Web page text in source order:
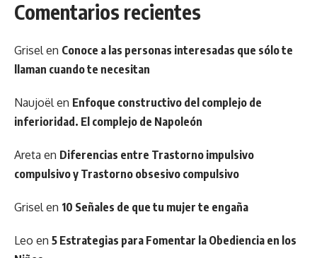
Comentarios recientes
Griselen Conoce a las personas interesadas que sólo te
llaman cuando te necesitan
Naujoëlen Enfoque constructivo del complejo de
inferioridad. El complejo de Napoleón
Areta en Diferencias entre Trastorno impulsivo
compulsivo y Trastorno obsesivo compulsivo
Griselen 10 Señales de que tu mujer te engaña
Leo en 5 Estrategias para Fomentar la Obediencia en los